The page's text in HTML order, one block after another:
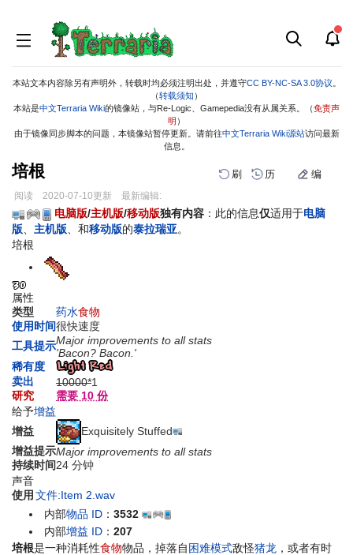
本站文本内容除另有声明外，转载时均必须注明出处，并遵守CC BY-NC-SA 3.0协议
（转载须知 ）
本站是中文Terraria Wiki的镜像站，与Re-Logic、Gamepedia没有从属关系。（免责声
明 ）
由于镜像同步脚本的问题，本镜像站暂停更新。请前往中文Terraria Wiki源站访问最新
信息。
培根 刷 历 编
阅读 2020-07-10更新 最新编辑:
跳
到
导
跳
到
搜
电脑版/主机版/移动版独有内容 ：此的信息仅适用于电脑
版、 主机版、和移动版的泰拉瑞亚。
培根
属性
类型
药水食物
使用时间很快速度
工具提示Major improvements to all stats
'Bacon? Bacon.'
稀有度
卖出
10000*1
研究
需要 10 份
给予增益
增益
Exquisitely Stuffed
增益提示Major improvements to all stats
持续时间24 分钟
声音
使用 文件:Item 2.wav
内部物品 ID ：3532
内部增益 ID ：207
培根是一种消耗性食物物品，掉落自困难模式敌怪猪龙 ，或者有时